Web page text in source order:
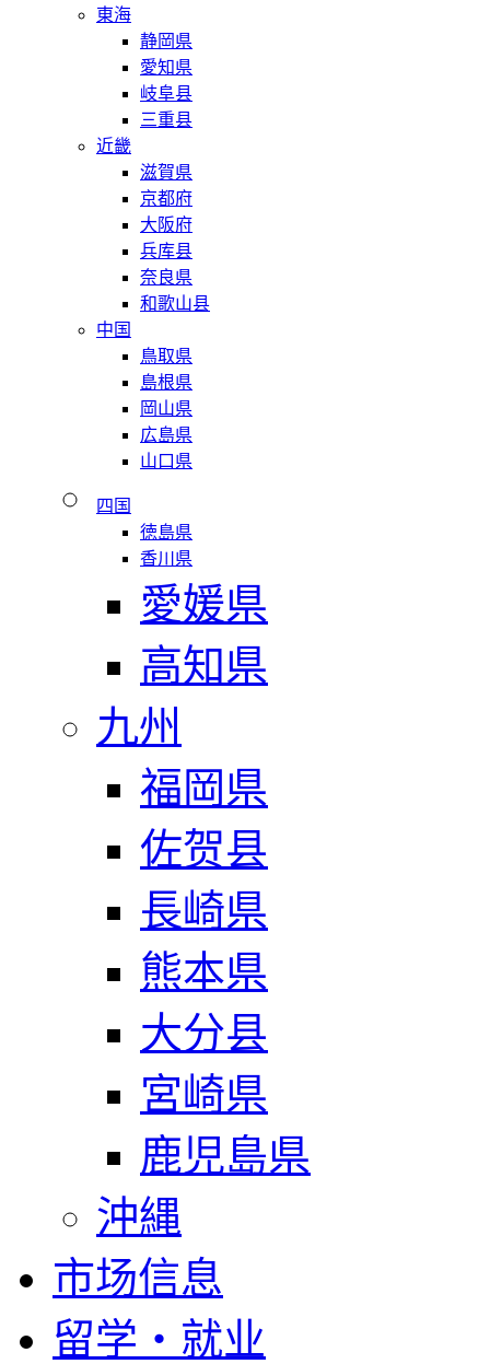
東海
静岡県
愛知県
岐阜县
三重县
近畿
滋賀県
京都府
大阪府
兵库县
奈良県
和歌山县
中国
鳥取県
島根県
岡山県
広島県
山口県
四国
徳島県
香川県
愛媛県
高知県
九州
福岡県
佐贺县
長崎県
熊本県
大分县
宮崎県
鹿児島県
沖縄
市场信息
留学・就业